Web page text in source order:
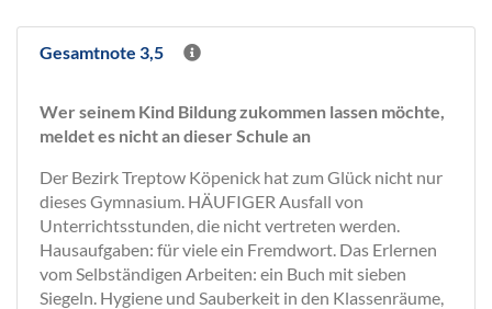
Gesamtnote 3,5
Wer seinem Kind Bildung zukommen lassen möchte,
meldet es nicht an dieser Schule an
Der Bezirk Treptow Köpenick hat zum Glück nicht nur
dieses Gymnasium. HÄUFIGER Ausfall von
Unterrichtsstunden, die nicht vertreten werden.
Hausaufgaben: für viele ein Fremdwort. Das Erlernen
vom Selbständigen Arbeiten: ein Buch mit sieben
Siegeln. Hygiene und Sauberkeit in den Klassenräume,